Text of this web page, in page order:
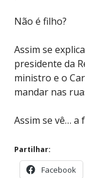
Não é filho?
Assim se
presidente da
ministro e o
mandar nas
Assim se vê… a
Partilhar:
Facebook